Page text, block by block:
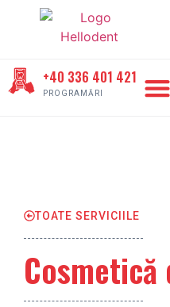
+40 336 401 421
PROGRAMĂRI
TOATE SERVICIILE